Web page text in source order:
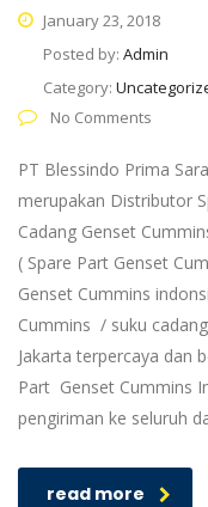
January 23, 2018
Posted by: Admin
Category:
No Comments
PT Blessindo Prima
merupakan Distributor
Cadang Genset
( Spare Part Genset
Genset Cummins
Cummins / suku
Jakarta terpercaya dan
Part Genset Cummins
pengiriman ke seluruh
read more